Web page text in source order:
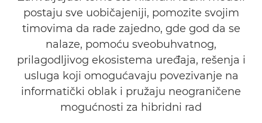
postaju sve uobičajeniji, pomozite svojim
timovima da rade zajedno, gde god da se
nalaze, pomoću sveobuhvatnog,
prilagodljivog ekosistema uređaja, rešenja i
usluga koji omogućavaju povezivanje na
informatički oblak i pružaju neograničene
mogućnosti za hibridni rad